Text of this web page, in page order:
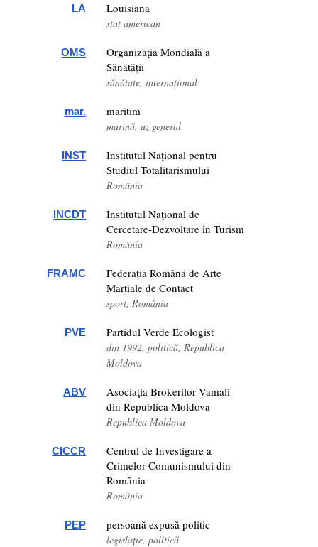
LA Louisiana
stat american
OMS
Organizația Mondială a
Sănătății
sănătate, internațional
mar. maritim
marină, uz general
INST
Institutul Național pentru
Studiul Totalitarismului
România
INCDT
Institutul Naţional de
Cercetare-Dezvoltare în Turism
România
FRAMC
Federația Română de Arte
Marțiale de Contact
sport, România
PVE Partidul Verde Ecologist
din 1992, politică, Republica
Moldova
ABV
Asociaţia Brokerilor Vamali
din Republica Moldova
Republica Moldova
CICCR
Centrul de Investigare a
Crimelor Comunismului din
România
România
PEP persoană expusă politic
legislație, politică